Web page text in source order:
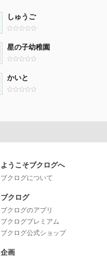
しゅうご
星の子幼稚園
かいと
ようこそブクログへ
ブクログについて
ブクログ
ブクログのアプリ
ブクログプレミアム
ブクログ公式ショップ
企画